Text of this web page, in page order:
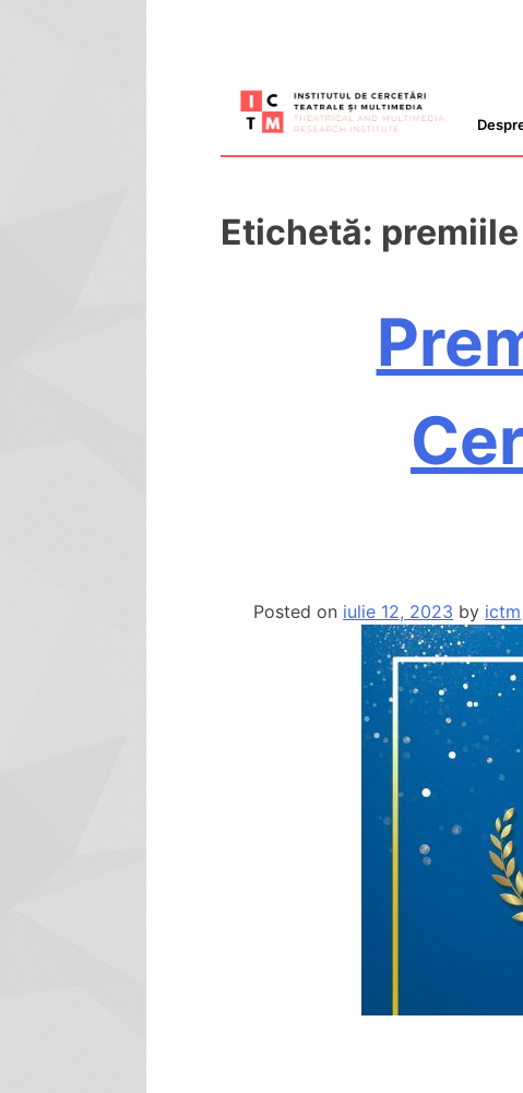
Skip
content
Etichetă: premiile
Posted on iulie 12, 2023 by ictm